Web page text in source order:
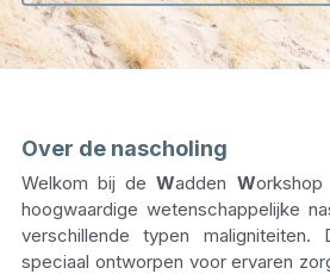
Over de nascholing
Welkom bij de Wadden Workshop
hoogwaardige wetenschappelijke
verschillende typen maligniteiten.
speciaal ontworpen voor ervaren